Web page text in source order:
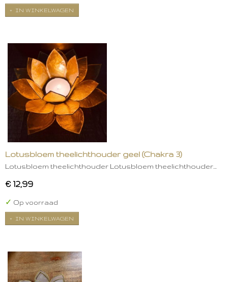
IN WINKELWAGEN
Lotusbloem theelichthouder geel (Chakra 3)
Lotusbloem theelichthouder Lotusbloem theelichthouder…
€ 12,99
✓ Op voorraad
IN WINKELWAGEN